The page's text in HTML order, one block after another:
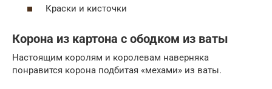
Краски и кисточки
Корона из картона с ободком из ваты
Настоящим королям и королевам наверняка
понравится корона подбитая «мехами» из ваты.